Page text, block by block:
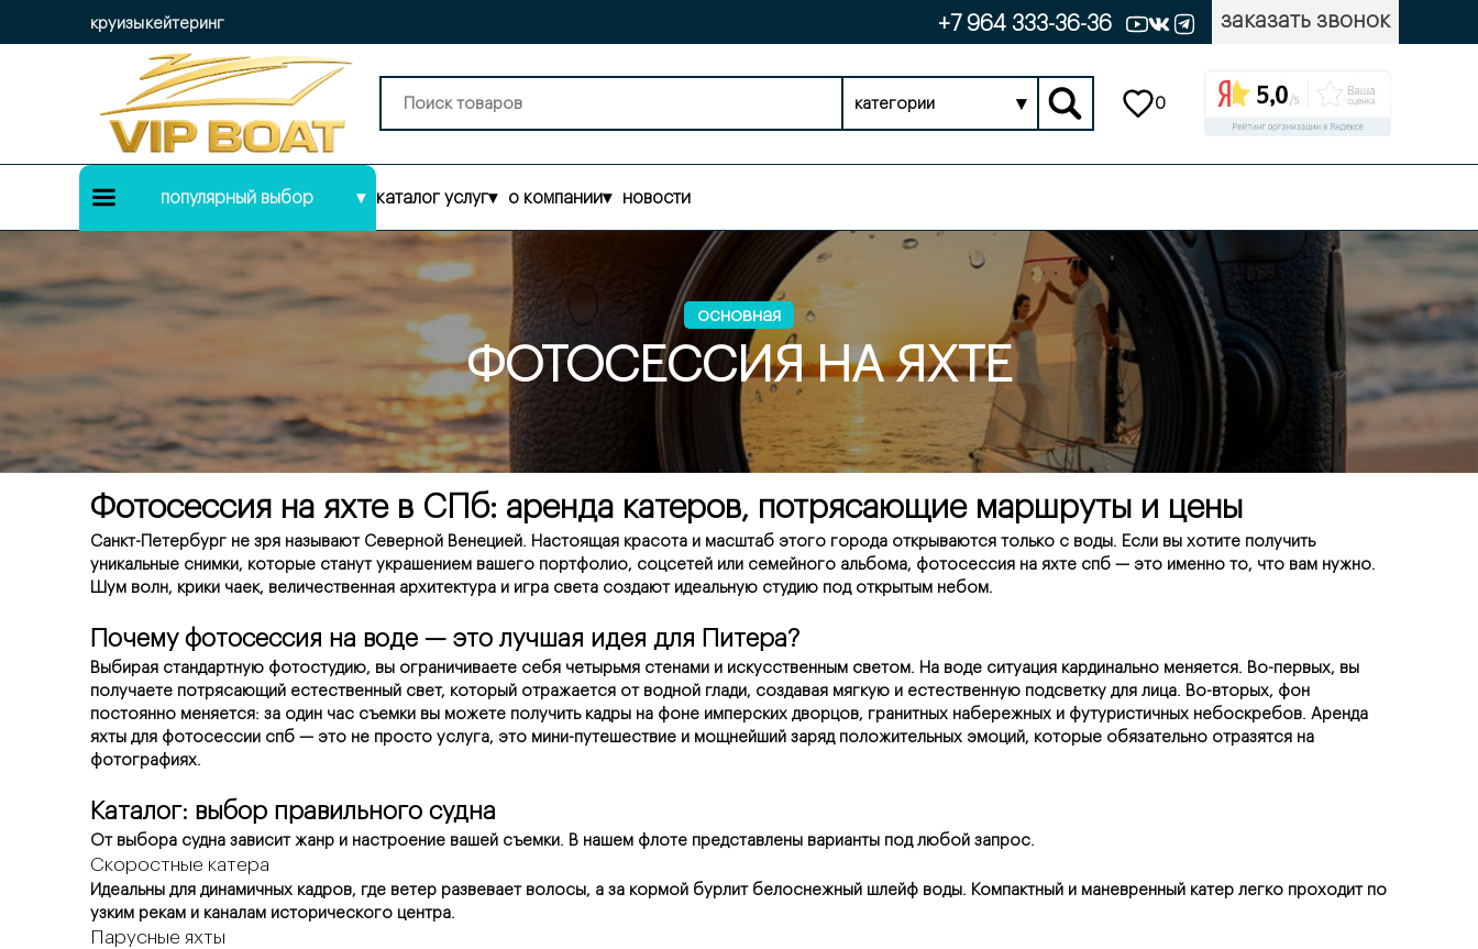
круизыкейтеринг +7 964 333-36-36 заказать звонок
категории ▾ 0
популярный выбор ▾ каталог услуг▾ о компании▾ новости
основная
ФОТОСЕССИЯ НА ЯХТЕ
Фотосессия на яхте в СПб: аренда катеров, потрясающие маршруты и цены
Санкт-Петербург не зря называют Северной Венецией. Настоящая красота и масштаб этого города открываются только с воды. Если вы хотите получить
уникальные снимки, которые станут украшением вашего портфолио, соцсетей или семейного альбома, фотосессия на яхте спб — это именно то, что вам нужно.
Шум волн, крики чаек, величественная архитектура и игра света создают идеальную студию под открытым небом.
Почему фотосессия на воде — это лучшая идея для Питера?
Выбирая стандартную фотостудию, вы ограничиваете себя четырьмя стенами и искусственным светом. На воде ситуация кардинально меняется. Во-первых, вы
получаете потрясающий естественный свет, который отражается от водной глади, создавая мягкую и естественную подсветку для лица. Во-вторых, фон
постоянно меняется: за один час съемки вы можете получить кадры на фоне имперских дворцов, гранитных набережных и футуристичных небоскребов. Аренда
яхты для фотосессии спб — это не просто услуга, это мини-путешествие и мощнейший заряд положительных эмоций, которые обязательно отразятся на
фотографиях.
Каталог: выбор правильного судна
От выбора судна зависит жанр и настроение вашей съемки. В нашем флоте представлены варианты под любой запрос.
Скоростные катера
Идеальны для динамичных кадров, где ветер развевает волосы, а за кормой бурлит белоснежный шлейф воды. Компактный и маневренный катер легко проходит по
узким рекам и каналам исторического центра.
Парусные яхты